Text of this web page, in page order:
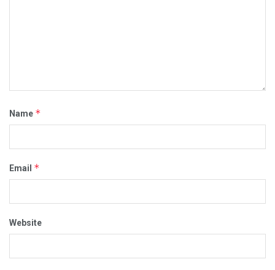
Name *
Email *
Website